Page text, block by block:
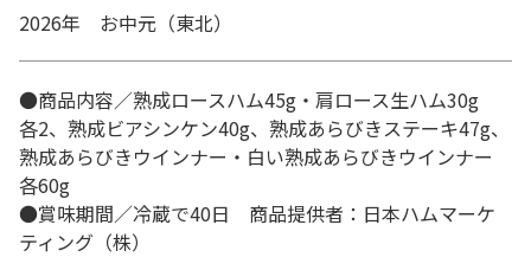
2026年 お中元（東北）
●商品内容／熟成ロースハム45g・肩ロース生ハム30g
各2、熟成ビアシンケン40g、熟成あらびきステーキ47g、
熟成あらびきウインナー・白い熟成あらびきウインナー
各60g
●賞味期間／冷蔵で40日 商品提供者：日本ハムマーケ
ティング（株）